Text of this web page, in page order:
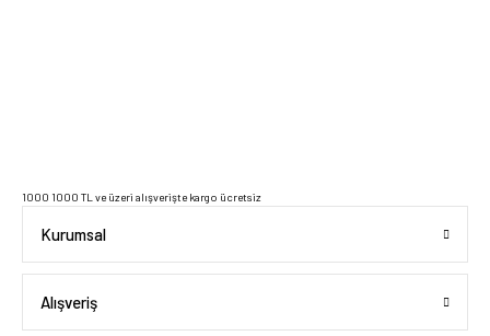
1000 1000 TL ve üzeri alışverişte kargo ücretsiz
Kurumsal
Alışveriş